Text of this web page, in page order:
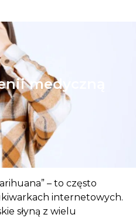
medyczną
– to często
internetowych.
słyną z wielu